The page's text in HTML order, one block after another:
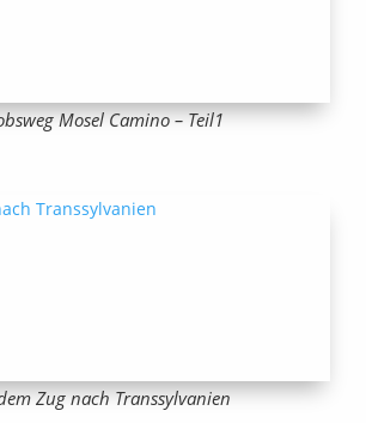
Mosel Camino – Teil1
Zug nach Transsylvanien